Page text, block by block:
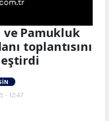
ve Pamukluk
toplantısını
- 12:47